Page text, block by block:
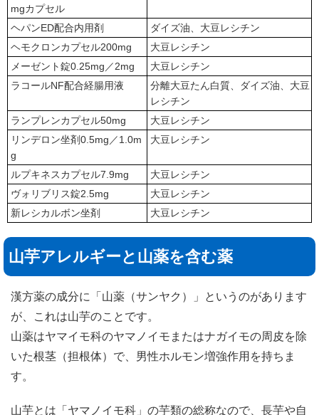
mgカプセル
ヘパンED配合内用剤
ダイズ油、大豆レシチン
ヘモクロンカプセル200mg
大豆レシチン
メーゼント錠0.25mg／2mg
大豆レシチン
ラコールNF配合経腸用液
分離大豆たん白質、ダイズ油、大豆
レシチン
ランプレンカプセル50mg
大豆レシチン
リンデロン坐剤0.5mg／1.0m
g
大豆レシチン
ルプキネスカプセル7.9mg
大豆レシチン
ヴォリブリス錠2.5mg
大豆レシチン
新レシカルボン坐剤
大豆レシチン
山芋アレルギーと山薬を含む薬
漢方薬の成分に「山薬（サンヤク）」というのがあります
が、これは山芋のことです。
山薬はヤマイモ科のヤマノイモまたはナガイモの周皮を除
いた根茎（担根体）で、男性ホルモン増強作用を持ちま
す。
山芋とは「ヤマノイモ科」の芋類の総称なので、長芋や自